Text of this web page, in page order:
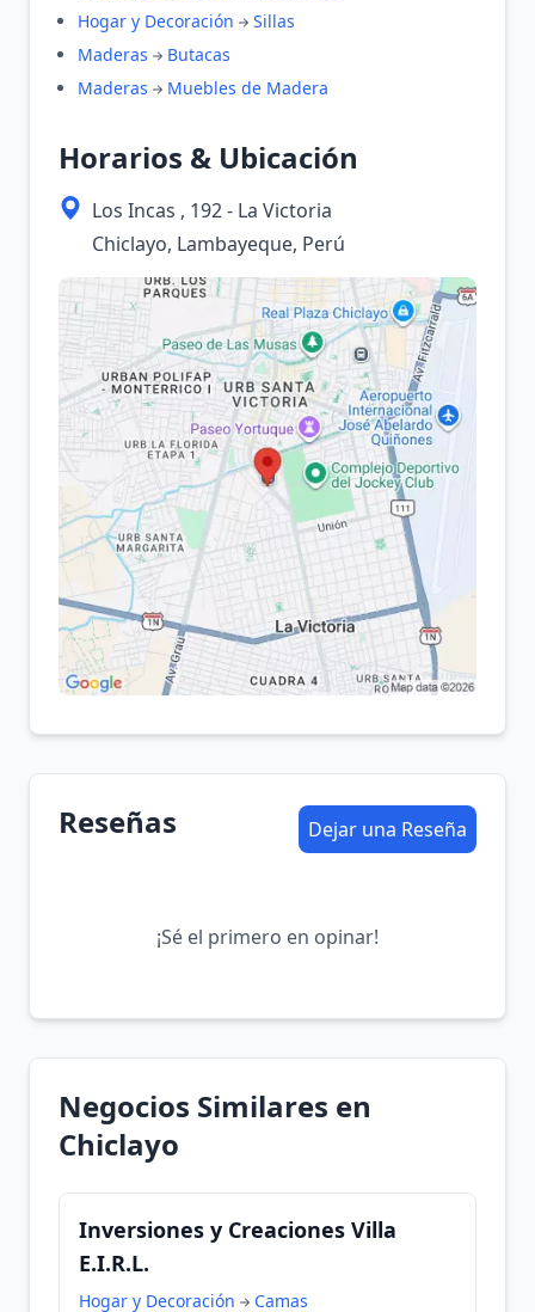
Hogar y Decoración
Sillas
Maderas
Butacas
Maderas
Muebles de Madera
Horarios & Ubicación
Los Incas , 192 - La Victoria
Chiclayo, Lambayeque, Perú
Reseñas Dejar una Reseña
¡Sé el primero en opinar!
Negocios Similares en
Chiclayo
Inversiones y Creaciones Villa
E.I.R.L.
Hogar y Decoración Camas